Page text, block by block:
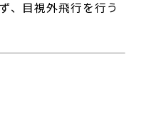
、目視外飛行を行う